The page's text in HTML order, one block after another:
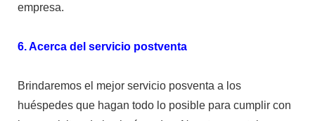
empresa.
6. Acerca del servicio postventa
Brindaremos el mejor servicio posventa a los
huéspedes que hagan todo lo posible para cumplir con